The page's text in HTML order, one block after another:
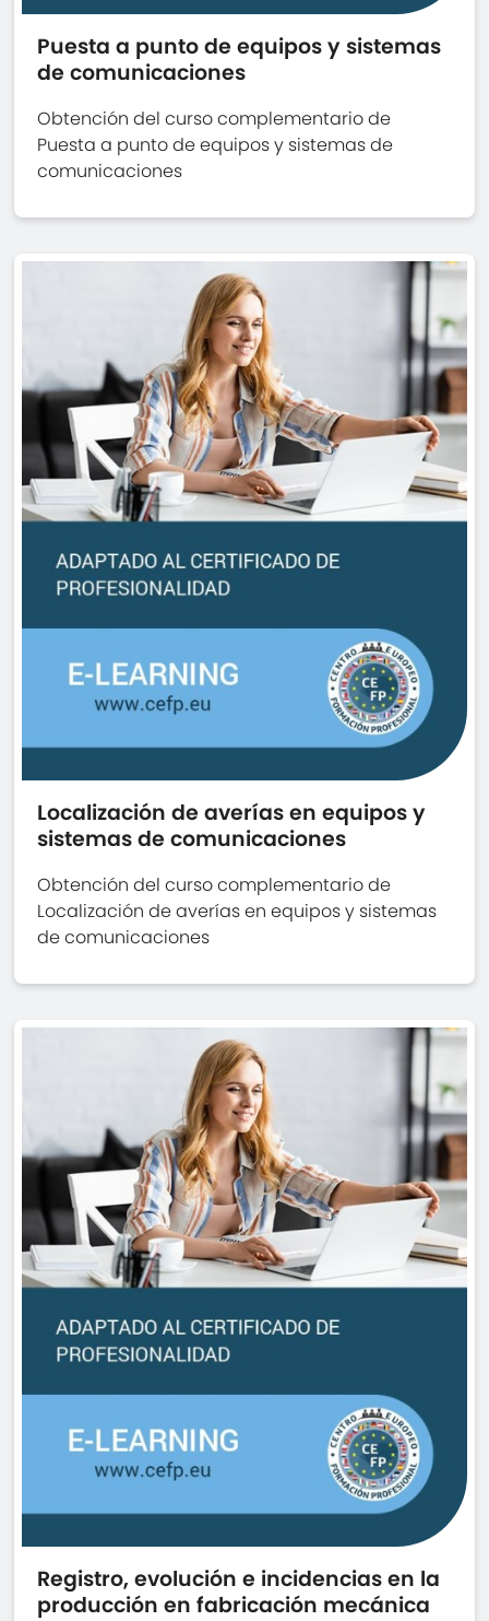
Puesta a punto de equipos y sistemas
de comunicaciones
Obtención del curso complementario de
Puesta a punto de equipos y sistemas de
comunicaciones
Localización de averías en equipos y
sistemas de comunicaciones
Obtención del curso complementario de
Localización de averías en equipos y sistemas
de comunicaciones
Registro, evolución e incidencias en la
producción en fabricación mecánica